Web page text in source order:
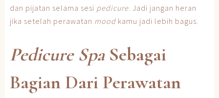
dan pijatan selama sesi pedicure . Jadi jangan heran
jika setelah perawatan mood kamu jadi lebih bagus.
Pedicure SpaSebagai
Bagian Dari Perawatan